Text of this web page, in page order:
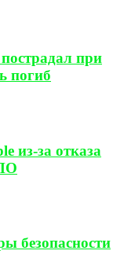
при
погиб
из-за отказа
безопасности